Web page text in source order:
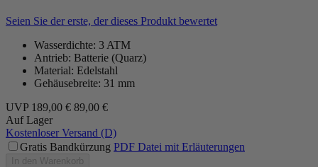
Seien Sie der erste, der dieses Produkt bewertet
Wasserdichte: 3 ATM
Antrieb: Batterie (Quarz)
Material: Edelstahl
Gehäusebreite: 31 mm
UVP 189,00 € 89,00 €
Auf Lager
Kostenloser Versand (D)
Gratis Bandkürzung PDF Datei mit Erläuterungen
In den Warenkorb